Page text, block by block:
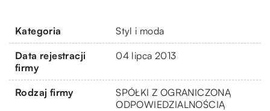
Kategoria Styl i moda
Data rejestracji
firmy
04 lipca 2013
Rodzaj firmy
SPÓŁKI Z OGRANICZONĄ
ODPOWIEDZIALNOŚCIĄ